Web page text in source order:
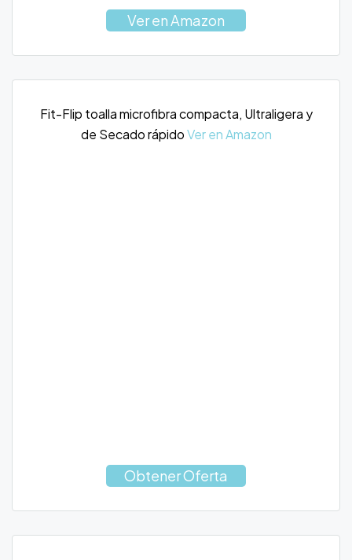
Ver en Amazon
Fit-Flip toalla microfibra compacta, Ultraligera y
de Secado rápidoVer en Amazon
Obtener Oferta